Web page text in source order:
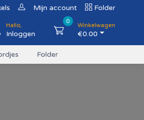
Mijn account Folder
Hallo,
Inloggen
0
Winkelwagen
€0.00
Folder